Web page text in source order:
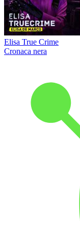
Elisa True Crime
Cronaca nera